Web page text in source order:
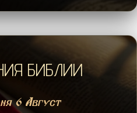
БИБЛИИ
6 Август